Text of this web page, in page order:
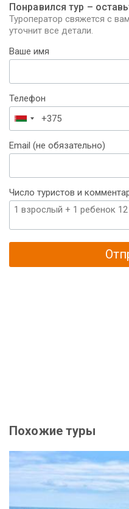
Понравился тур –
Туроператор свяжется с
уточнит все детали.
Ваше имя
Телефон
Беларусь
+375
Email (не обязательно)
Число туристов и
Похожие туры